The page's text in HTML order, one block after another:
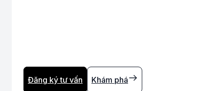
Đăng ký tư vấn Khám phá